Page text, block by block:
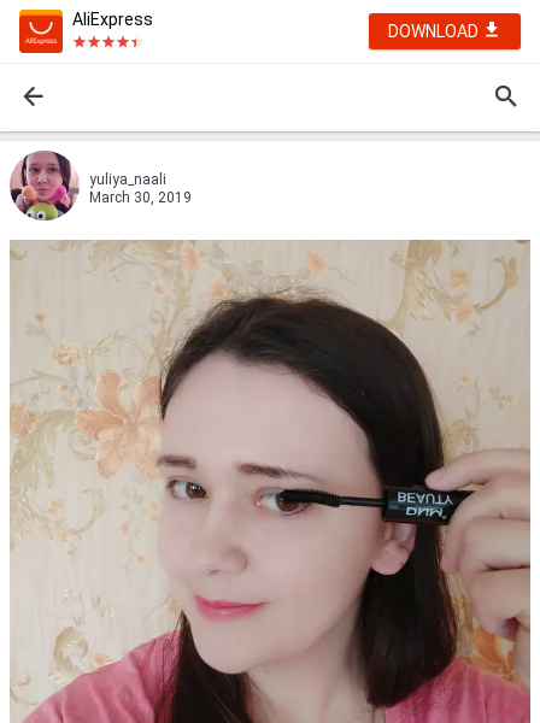
AliExpress
DOWNLOAD
yuliya_naali
March 30, 2019